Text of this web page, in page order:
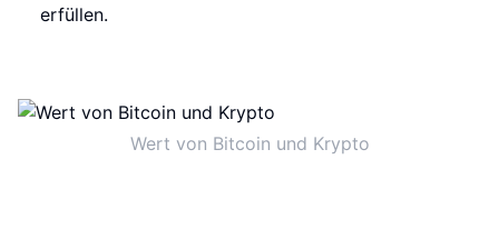
erfüllen.
Wert von Bitcoin und Krypto